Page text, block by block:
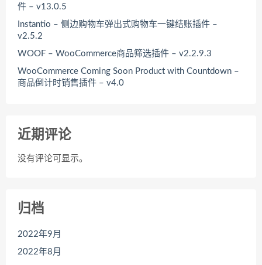
件 – v13.0.5
Instantio – 侧边购物车弹出式购物车一键结账插件 –
v2.5.2
WOOF – WooCommerce商品筛选插件 – v2.2.9.3
WooCommerce Coming Soon Product with Countdown –
商品倒计时销售插件 – v4.0
近期评论
没有评论可显示。
归档
2022年9月
2022年8月